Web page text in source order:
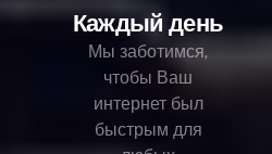
Каждый день
Мы заботимся,
чтобы Ваш
интернет был
быстрым для